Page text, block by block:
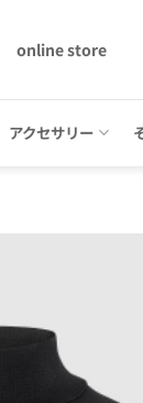
online store
アクセサリー